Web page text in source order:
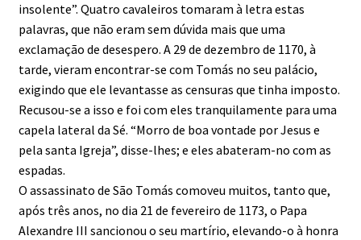
insolente”. Quatro cavaleiros tomaram à letra estas
palavras, que não eram sem dúvida mais que uma
exclamação de desespero. A 29 de dezembro de 1170, à
tarde, vieram encontrar-se com Tomás no seu palácio,
exigindo que ele levantasse as censuras que tinha imposto.
Recusou-se a isso e foi com eles tranquilamente para uma
capela lateral da Sé. “Morro de boa vontade por Jesus e
pela santa Igreja”, disse-lhes; e eles abateram-no com as
espadas.
O assassinato de São Tomás comoveu muitos, tanto que,
após três anos, no dia 21 de fevereiro de 1173, o Papa
Alexandre III sancionou o seu martírio, elevando-o à honra